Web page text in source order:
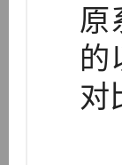
原
的
对